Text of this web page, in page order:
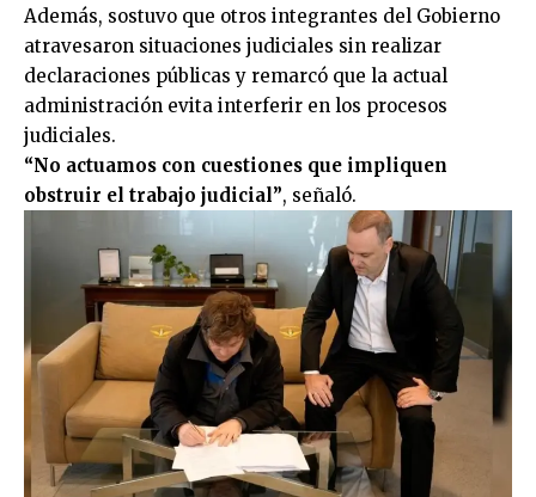
Además, sostuvo que otros integrantes del Gobierno
atravesaron situaciones judiciales sin realizar
declaraciones públicas y remarcó que la actual
administración evita interferir en los procesos
judiciales.
“No actuamos con cuestiones que impliquen
obstruir el trabajo judicial”, señaló.